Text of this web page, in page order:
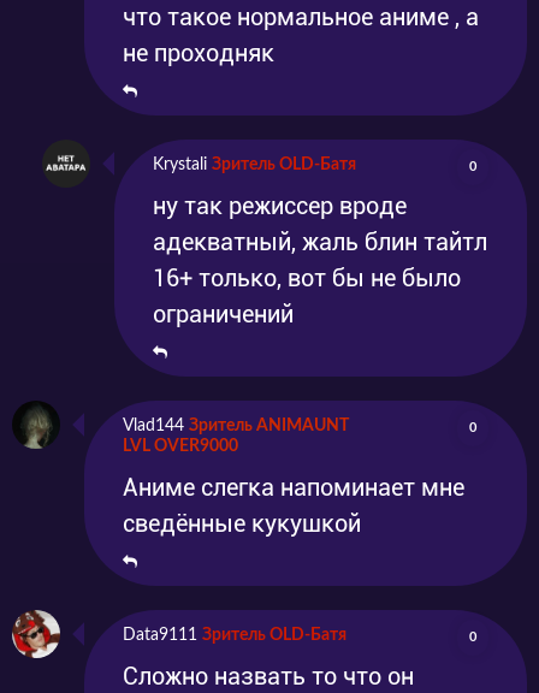
что такое нормальное аниме , а
не проходняк
Krystali Зритель OLD-Батя 0
ну так режиссер вроде
адекватный, жаль блин тайтл
16+ только, вот бы не было
ограничений
Vlad144 Зритель ANIMAUNT
LVL OVER9000
0
Аниме слегка напоминает мне
сведённые кукушкой
Data9111 Зритель OLD-Батя 0
Сложно назвать то что он